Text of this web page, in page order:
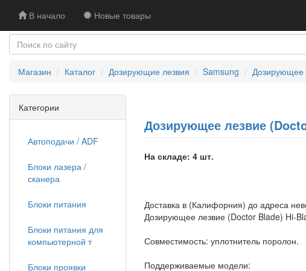
В начало Новые товары
Магазин Каталог Дозирующие лезвия Samsung Дозирующее
Дозирующее лезвие
На складе: 4 шт.
Доставка в (Калифорния) до адреса
Дозирующее лезвие (Doctor Blade) Hi-
Совместимость: уплотнитель поролон.
Поддерживаемые модели:
Категории
Автоподачи / ADF
Блоки лазера /
сканера
Блоки питания
Блоки питания для
компьютерной т
Блоки проявки